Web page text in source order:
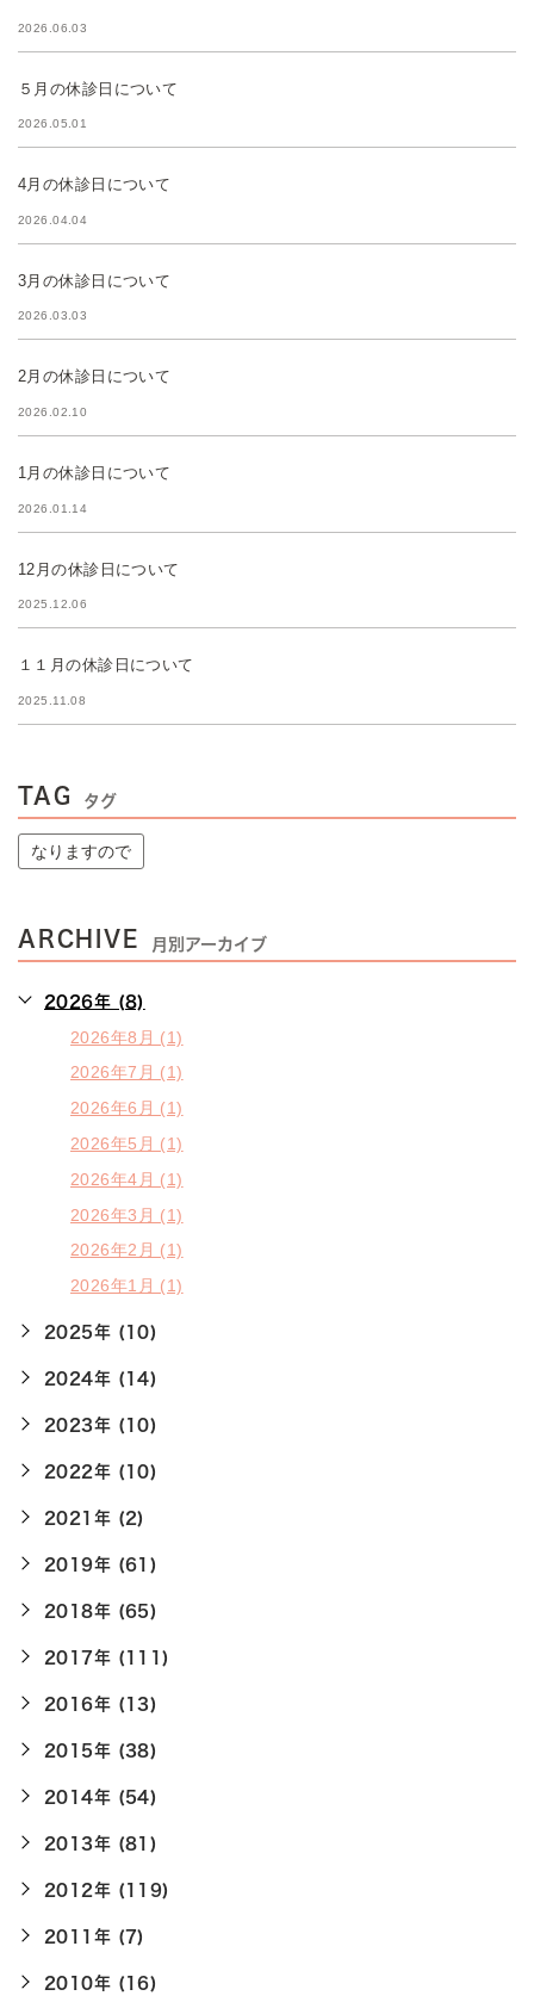
2026.06.03
５月の休診日について
2026.05.01
4月の休診日について
2026.04.04
3月の休診日について
2026.03.03
2月の休診日について
2026.02.10
1月の休診日について
2026.01.14
12月の休診日について
2025.12.06
１１月の休診日について
2025.11.08
TAG タグ
なりますので
ARCHIVE 月別アーカイブ
2026年 (8)
2026年8月 (1)
2026年7月 (1)
2026年6月 (1)
2026年5月 (1)
2026年4月 (1)
2026年3月 (1)
2026年2月 (1)
2026年1月 (1)
2025年 (10)
2024年 (14)
2023年 (10)
2022年 (10)
2021年 (2)
2019年 (61)
2018年 (65)
2017年 (111)
2016年 (13)
2015年 (38)
2014年 (54)
2013年 (81)
2012年 (119)
2011年 (7)
2010年 (16)